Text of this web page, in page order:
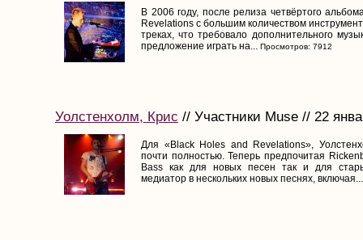
В 2006 году, после релиза четвёртого
Revelations с большим количеством
треках, что требовало дополнительного
предложение играть на... Просмотров: 7912
Уолстенхолм, Крис // Участники Muse // 22
Для «Black Holes and Revelations»,
почти полностью. Теперь предпочитая
Bass как для новых песен так и для
медиатор в нескольких новых песнях, включая...